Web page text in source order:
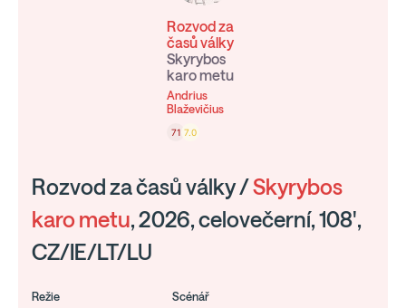
Rozvod za
časů války
Skyrybos
karo metu
Andrius
Blaževičius
71 7.0
Rozvod za časů války /Skyrybos
karo metu, 2026, celovečerní, 108',
CZ/IE/LT/LU
Režie Scénář